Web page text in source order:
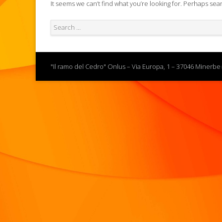
It seems we can’t find what you’re looking for. Perhaps
"Il ramo del Cedro" Onlus – Via Europa, 1 – 37046 Minerbe